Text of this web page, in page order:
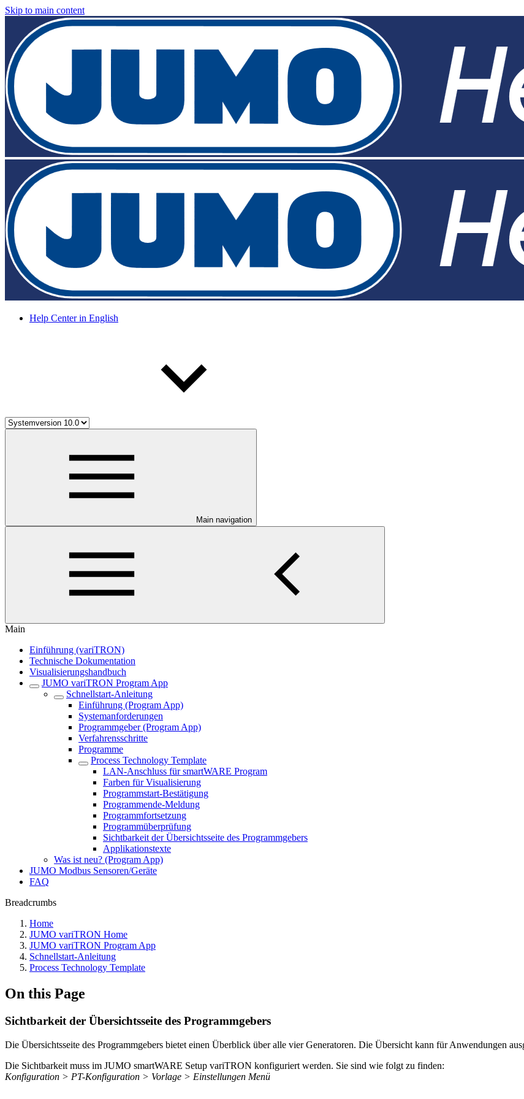
Skip to main content
Help Center in English
Main navigation
Main
Einführung (variTRON)
Technische Dokumentation
Visualisierungshandbuch
JUMO variTRON Program App
Schnellstart-Anleitung
Einführung (Program App)
Systemanforderungen
Programmgeber (Program App)
Verfahrensschritte
Programme
Process Technology Template
LAN-Anschluss für smartWARE Program
Farben für Visualisierung
Programmstart-Bestätigung
Programmende-Meldung
Programmfortsetzung
Programmüberprüfung
Sichtbarkeit der Übersichtsseite des Programmgebers
Applikationstexte
Was ist neu? (Program App)
JUMO Modbus Sensoren/Geräte
FAQ
Breadcrumbs
Home
JUMO variTRON Home
JUMO variTRON Program App
Schnellstart-Anleitung
Process Technology Template
On this Page
Sichtbarkeit der Übersichtsseite des Programmgebers
Die Übersichtsseite des Programmgebers bietet einen Überblick über alle vier Generatoren. Die Übersicht kann für Anwendungen
Die Sichtbarkeit muss im JUMO smartWARE Setup variTRON konfiguriert werden. Sie sind wie folgt zu finden:
Konfiguration > PT-Konfiguration > Vorlage > Einstellungen Menü